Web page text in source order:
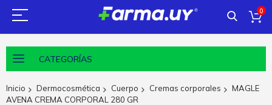
0
CATEGORÍAS
Inicio Dermocosmética Cuerpo Cremas corporales
MAGLE
AVENA CREMA CORPORAL 280 GR